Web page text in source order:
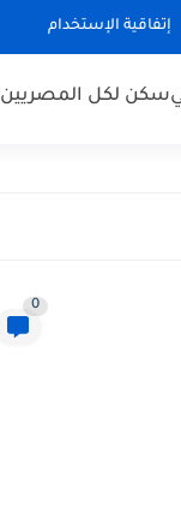
إتفاقية الإستخدام
سكن لكل المصريين
0